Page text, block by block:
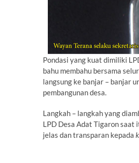
Pondasi yang kuat dimiliki
bahu membahu bersama
langsung ke banjar – banjar
pembangunan desa.
Langkah – langkah yang
LPD Desa Adat Tigaron saat
jelas dan transparan kepada